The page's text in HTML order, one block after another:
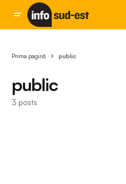
Prima pagină public
public
3 posts